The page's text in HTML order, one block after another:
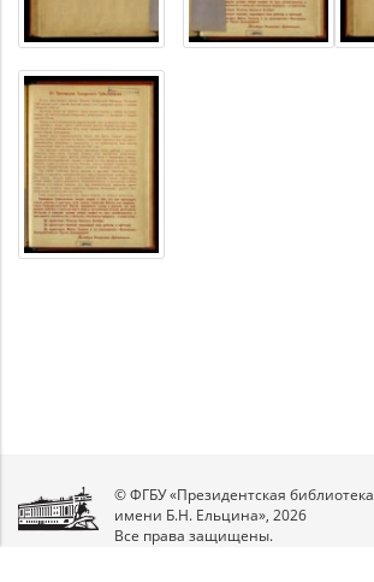
© ФГБУ «Президентская библиотека
имени Б.Н. Ельцина», 2026
Все права защищены.